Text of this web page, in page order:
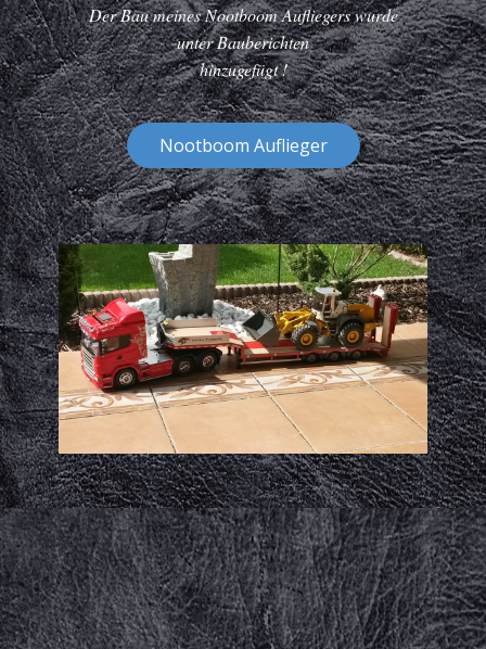
Der Bau meines Nootboom Aufliegers wurde
unter Bauberichten
hinzugefügt !
Nootboom Auflieger